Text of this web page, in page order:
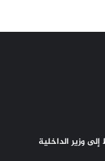
وزير الداخلية